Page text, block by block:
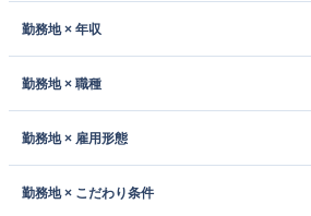
勤務地 × 年収
勤務地 × 職種
勤務地 × 雇用形態
勤務地 × こだわり条件